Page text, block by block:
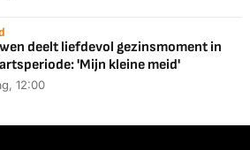
deelt liefdevol gezinsmoment in
'Mijn kleine meid'
12:00